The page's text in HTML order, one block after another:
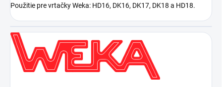
Použitie pre vrtačky Weka: HD16, DK16, DK17, DK18 a HD18.